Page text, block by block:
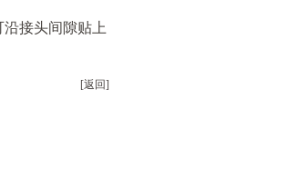
接头间隙贴上
[返回]